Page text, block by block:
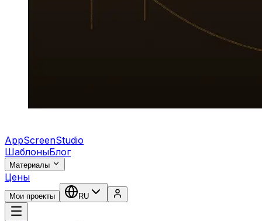
AppScreenStudio
ШаблоныБлог
Материалы
Цены
Мои проекты RU